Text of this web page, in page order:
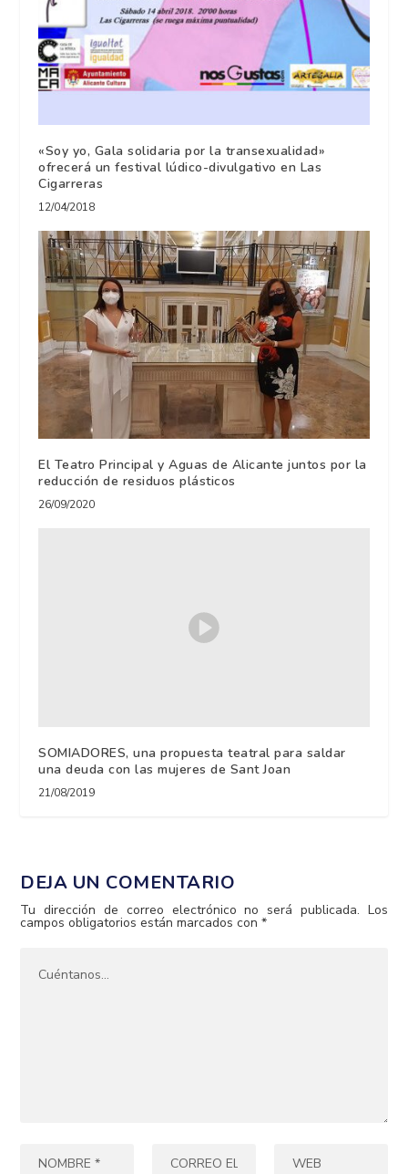
«Soy yo, Gala solidaria por la transexualidad»
ofrecerá un festival lúdico-divulgativo en Las
Cigarreras
12/04/2018
El Teatro Principal y Aguas de Alicante juntos por la
reducción de residuos plásticos
26/09/2020
SOMIADORES, una propuesta teatral para saldar
una deuda con las mujeres de Sant Joan
21/08/2019
DEJA UN COMENTARIO
Tu dirección de correo electrónico no será publicada. Los
campos obligatorios están marcados con*